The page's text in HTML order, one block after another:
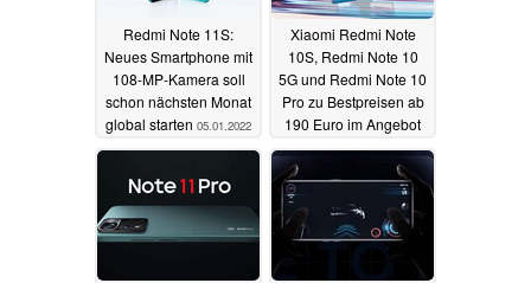
Redmi Note 11S:
Neues Smartphone mit
108-MP-Kamera soll
schon nächsten Monat
global starten 05.01.2022
Xiaomi Redmi Note
10S, Redmi Note 10
5G und Redmi Note 10
Pro zu Bestpreisen ab
190 Euro im Angebot
14.12.2021